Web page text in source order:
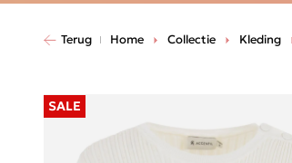
Terug Home Collectie Kleding
SALE